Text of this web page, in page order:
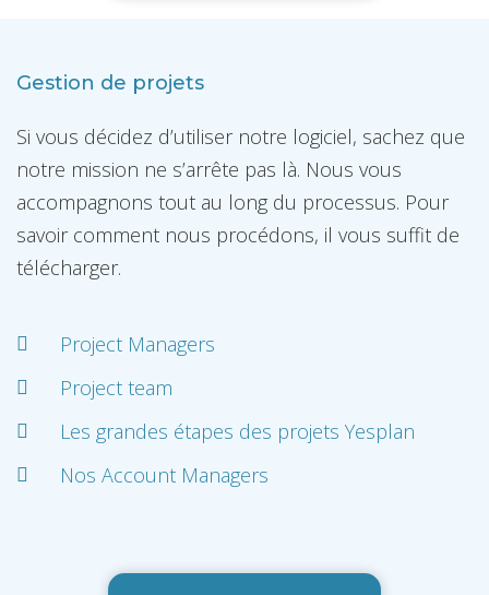
Gestion de projets
Si vous décidez d’utiliser notre logiciel, sachez que
notre mission ne s’arrête pas là. Nous vous
accompagnons tout au long du processus. Pour
savoir comment nous procédons, il vous suffit de
télécharger.
Project Managers
Project team
Les grandes étapes des projets Yesplan
Nos Account Managers